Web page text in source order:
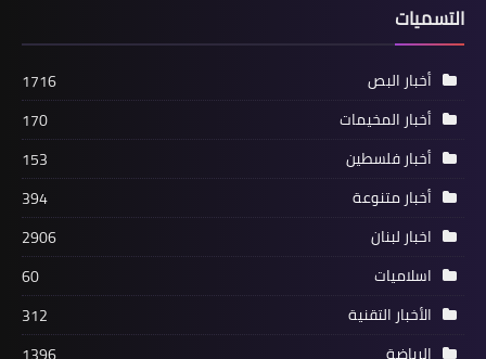
أخبار المخيمات
مصالحة برعاية اللواء منير المقدح والقوى
الإسلامية في مخيم عين الحلوة
التسميات
أخبار البص
1716
أخبار المخيمات
170
أخبار فلسطين
153
أخبار متنوعة
394
اخبار لبنان
2906
اسلاميات
60
الأخبار التقنية
312